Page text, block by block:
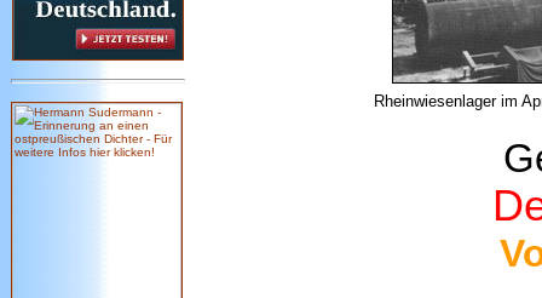
Rheinwiesenlager im